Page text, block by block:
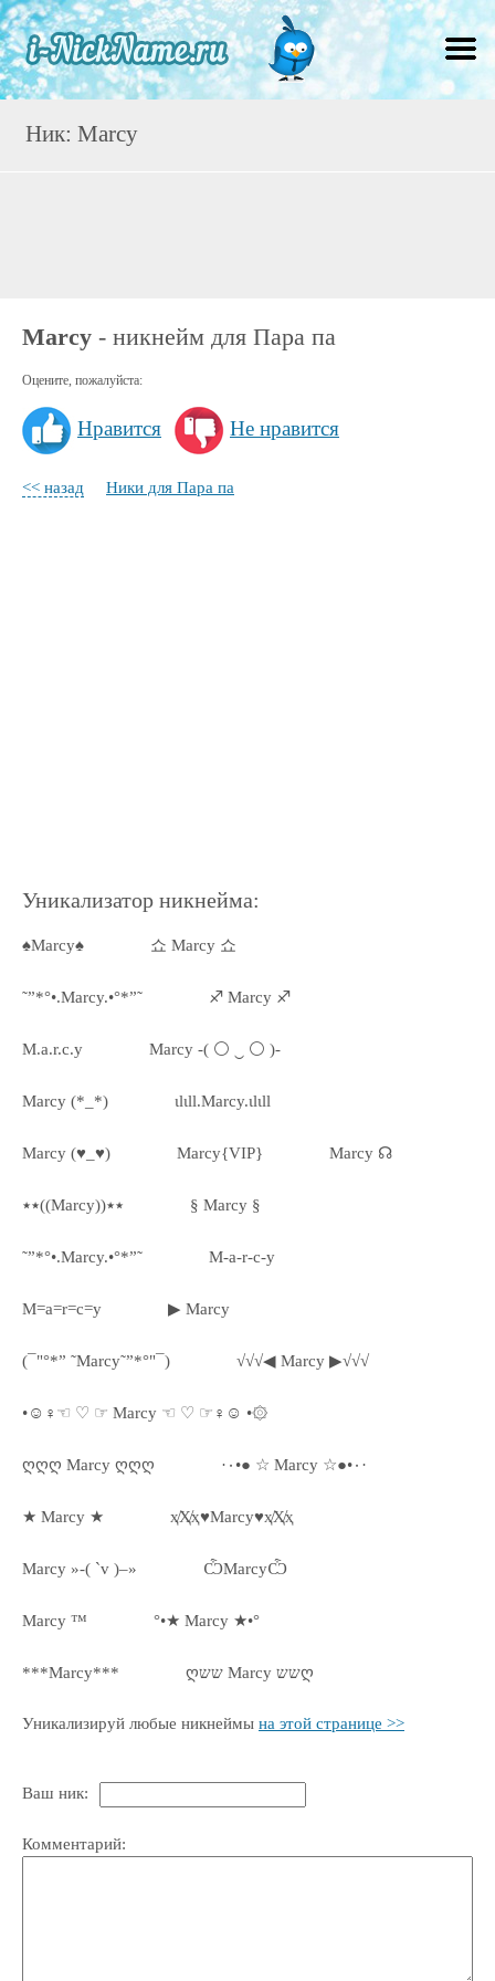
Ник: Marcy
Marcy - никнейм для Пара па
Оцените, пожалуйста:
Нравится Не нравится
<< назад Ники для Пара па
Уникализатор никнейма:
♠Marcy♠ 쇼 Marcy 쇼
˜”*°•.Marcy.•°*”˜ ♐ Marcy ♐
M.a.r.c.y Marcy -( ⚪ ‿ ⚪ )-
Marcy (*_*) ιlιll.Marcy.ιlιll
Marcy (♥_♥) Marcy{VIP} Marcy ☊
٭٭((Marcy))٭٭ § Marcy §
˜”*°•.Marcy.•°*”˜ M-a-r-c-y
M=a=r=c=y ▶ Marcy
(¯"°*” ˜Marcy˜”*°"¯) √√√◀ Marcy ▶√√√
•☺♀☜ ♡ ☞ Marcy ☜ ♡ ☞♀☺ •۞
ღღღ Marcy ღღღ ·٠•● ☆ Marcy ☆●•٠·
★ Marcy ★ ҳ̸Ҳ̸ҳ♥Marcy♥ҳ̸Ҳ̸ҳ
Marcy »-( `v )–» ѼMarcyѼ
Marcy ™ °•★ Marcy ★•°
***Marcy*** ღשש Marcy ששღ
Уникализируй любые никнеймы на этой странице >>
Ваш ник:
Комментарий: